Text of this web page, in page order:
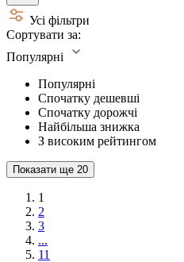
Усі фільтри
Сортувати за:
Популярні
Популярні
Спочатку дешевші
Спочатку дорожчі
Найбільша знижка
З високим рейтингом
Показати ще 20
1
2
3
...
11